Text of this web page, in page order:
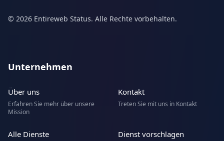
© 2026 Entireweb Status. Alle Rechte vorbehalten.
Unternehmen
Über uns
Erfahren Sie mehr über unsere
Mission
Kontakt
Treten Sie mit uns in Kontakt
Alle Dienste Dienst vorschlagen